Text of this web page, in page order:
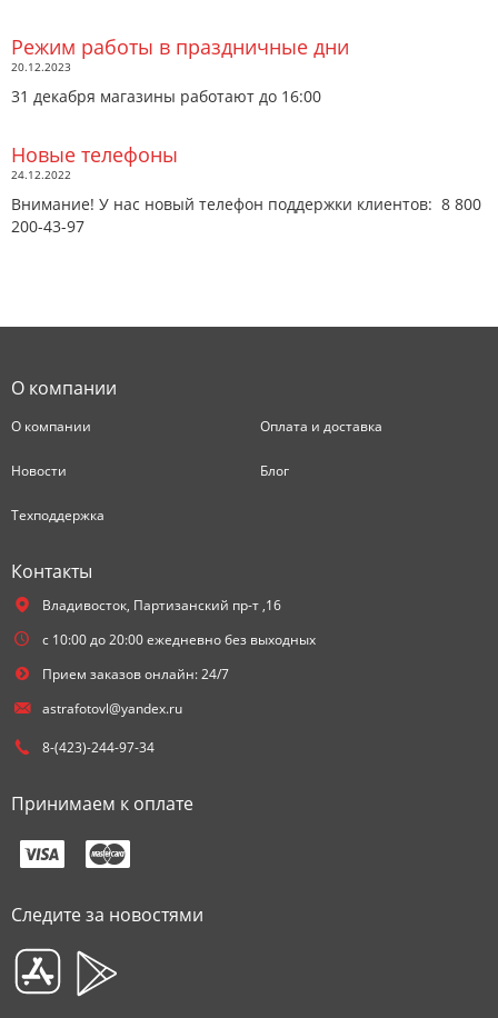
Режим работы в праздничные дни
20.12.2023
31 декабря магазины работают до 16:00
Новые телефоны
24.12.2022
Внимание! У нас новый телефон поддержки клиентов: 8 800
200-43-97
О компании
О компании Оплата и доставка
Новости Блог
Техподдержка
Контакты
Владивосток, Партизанский пр-т ,16
с 10:00 до 20:00 ежедневно без выходных
Прием заказов онлайн: 24/7
astrafotovl@yandex.ru
8-(423)-244-97-34
Принимаем к оплате
Следите за новостями